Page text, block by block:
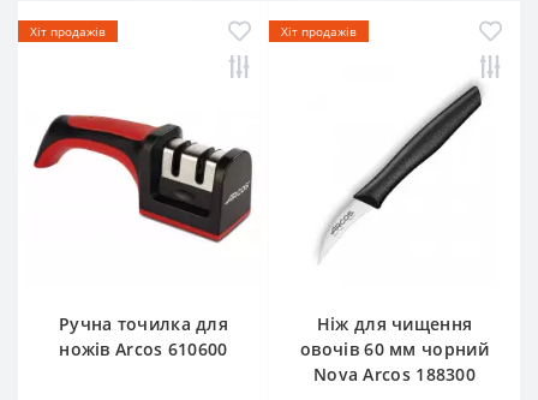
Хіт продажів
Ручна точилка для
ножів Arcos 610600
Хіт продажів
Ніж для чищення
овочів 60 мм чорний
Nova Arcos 188300